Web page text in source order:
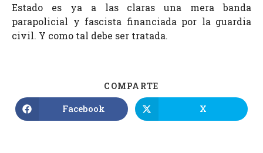
Estado es ya a las claras una mera banda
parapolicial y fascista financiada por la guardia
civil. Y como tal debe ser tratada.
COMPARTE
Facebook X